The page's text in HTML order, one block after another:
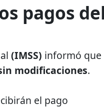
pagos
(IMSS) informó que
modificaciones.
el pago